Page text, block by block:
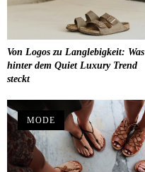
Von Logos zu Langlebigkeit: Was
hinter dem Quiet Luxury Trend
steckt
MODE